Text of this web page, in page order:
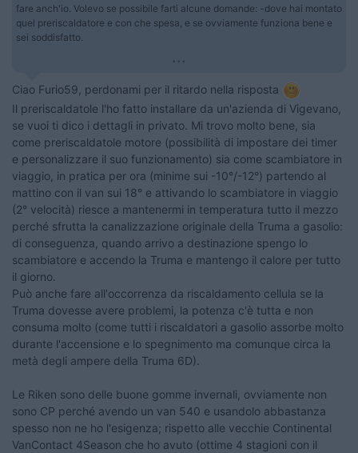
fare anch'io. Volevo se possibile farti alcune domande: -dove hai montato
quel preriscaldatore e con che spesa, e se ovviamente funziona bene e
sei soddisfatto.
...
Ciao Furio59, perdonami per il ritardo nella risposta
Il preriscaldatole l'ho fatto installare da un'azienda di Vigevano,
se vuoi ti dico i dettagli in privato. Mi trovo molto bene, sia
come preriscaldatole motore (possibilità di impostare dei timer
e personalizzare il suo funzionamento) sia come scambiatore in
viaggio, in pratica per ora (minime sui -10°/-12°) partendo al
mattino con il van sui 18° e attivando lo scambiatore in viaggio
(2° velocità) riesce a mantenermi in temperatura tutto il mezzo
perché sfrutta la canalizzazione originale della Truma a gasolio:
di conseguenza, quando arrivo a destinazione spengo lo
scambiatore e accendo la Truma e mantengo il calore per tutto
il giorno.
Può anche fare all'occorrenza da riscaldamento cellula se la
Truma dovesse avere problemi, la potenza c'è tutta e non
consuma molto (come tutti i riscaldatori a gasolio assorbe molto
durante l'accensione e lo spegnimento ma comunque circa la
metà degli ampere della Truma 6D).
Le Riken sono delle buone gomme invernali, ovviamente non
sono CP perché avendo un van 540 e usandolo abbastanza
spesso non ne ho l'esigenza; rispetto alle vecchie Continental
VanContact 4Season che ho avuto (ottime 4 stagioni con il